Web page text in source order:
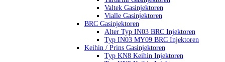
Valtek Gasinjektoren
Vialle Gasinjektoren
BRC Gasinjektoren
Alter Typ IN03 BRC Injektoren
Typ IN03 MY09 BRC Injektoren
Keihin / Prins Gasinjektoren
Typ KN8 Keihin Injektoren